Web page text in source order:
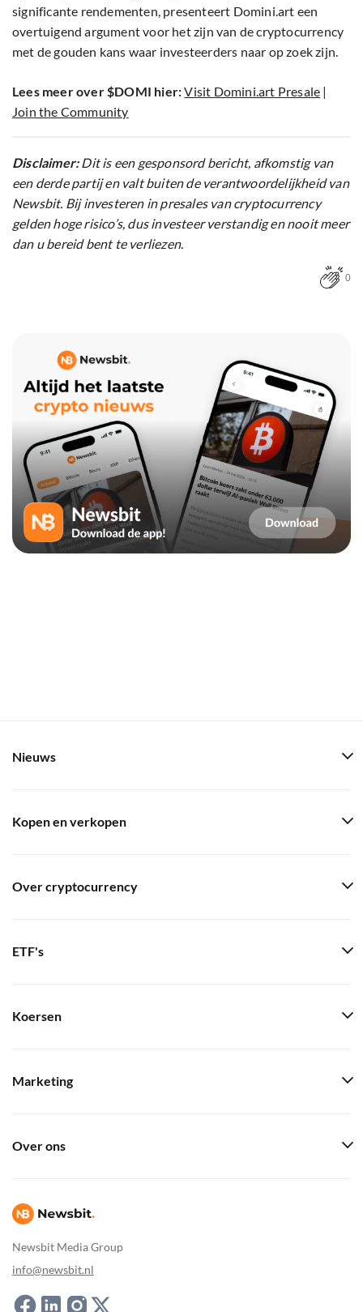
significante rendementen, presenteert Domini.art een
overtuigend argument voor het zijn van de cryptocurrency
met de gouden kans waar investeerders naar op zoek zijn.
Lees meer over $DOMI hier:Visit Domini.art Presale |
Join the Community
Disclaimer:Dit is een gesponsord bericht, afkomstig van
een derde partij en valt buiten de verantwoordelijkheid van
Newsbit. Bij investeren in presales van cryptocurrency
gelden hoge risico’s, dus investeer verstandig en nooit meer
dan u bereid bent te verliezen.
0
Newsbit Media Group
info@newsbit.nl
Nieuws
Kopen en verkopen
Over cryptocurrency
ETF's
Koersen
Marketing
Over ons